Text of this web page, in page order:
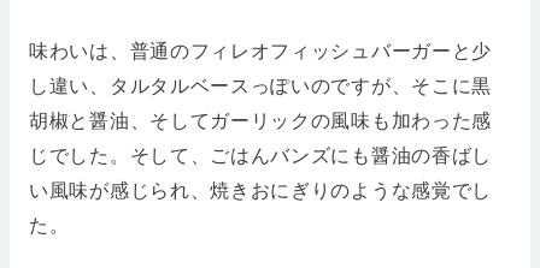
味わいは、普通のフィレオフィッシュバーガーと少
し違い、タルタルベースっぽいのですが、そこに黒
胡椒と醤油、そしてガーリックの風味も加わった感
じでした。そして、ごはんバンズにも醤油の香ばし
い風味が感じられ、焼きおにぎりのような感覚でし
た。